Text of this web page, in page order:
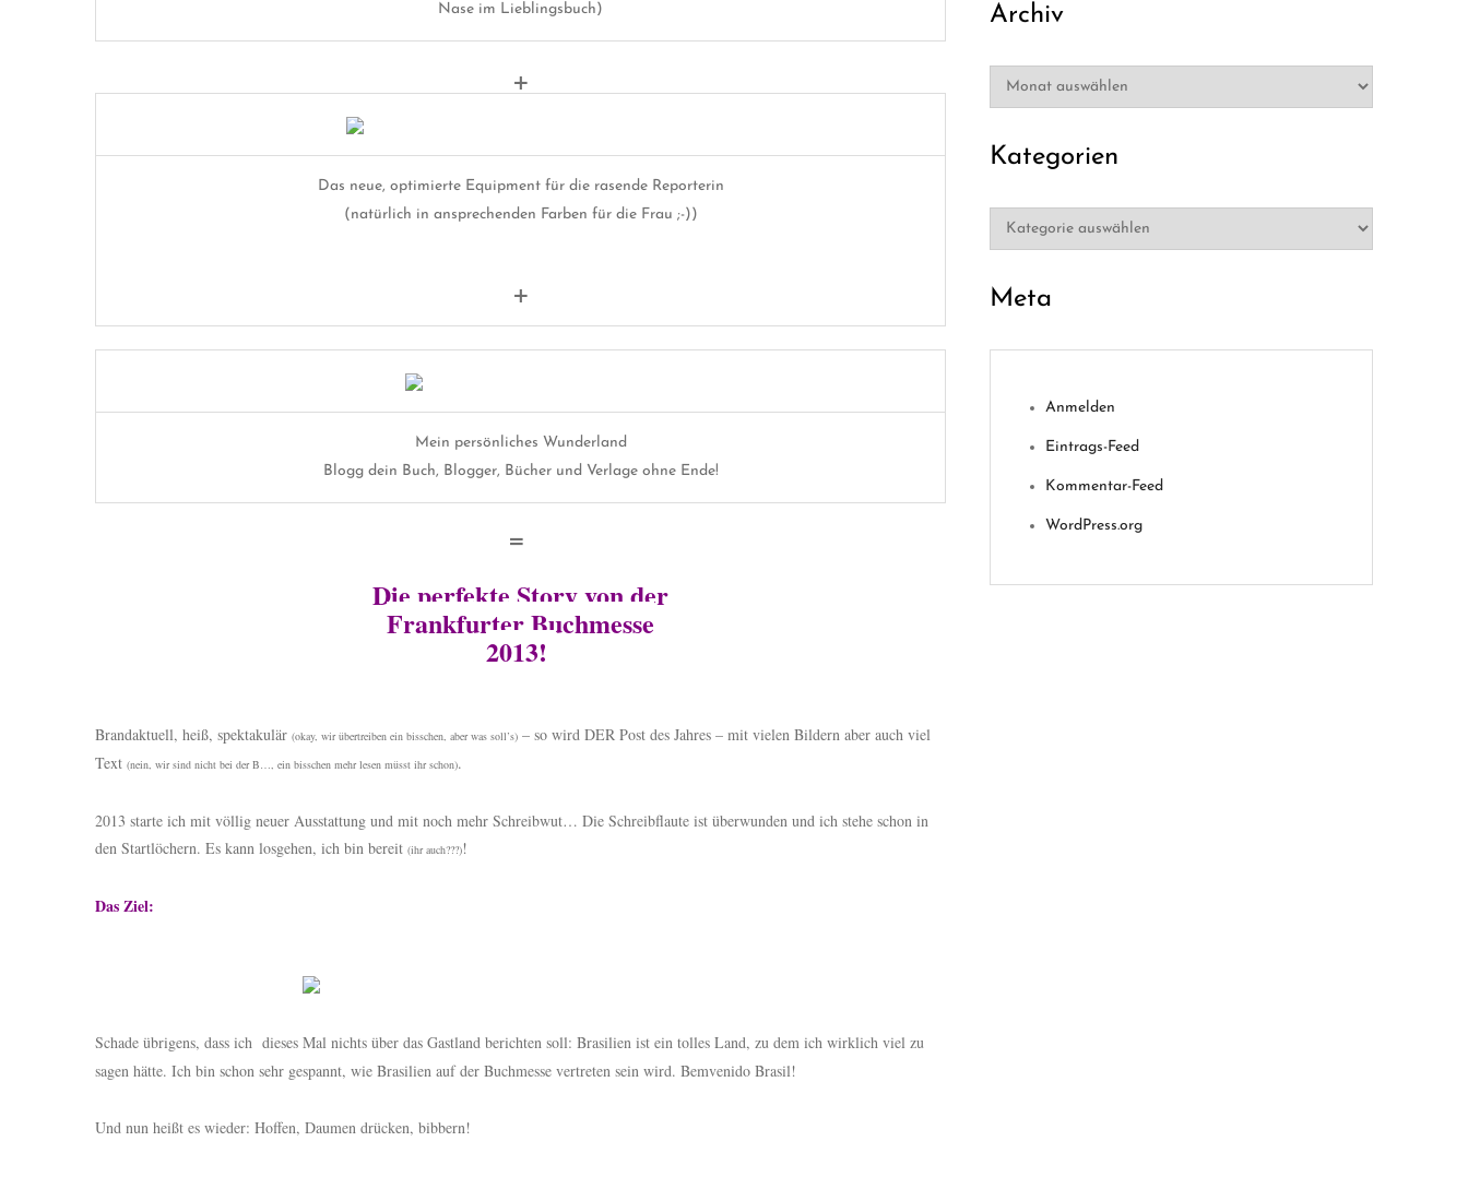
Nase im Lieblingsbuch)
+
Das neue, optimierte Equipment für die rasende Reporterin
(natürlich in ansprechenden Farben für die Frau ;-))
+
Mein persönliches Wunderland
Blogg dein Buch, Blogger, Bücher und Verlage ohne Ende!
=
Die perfekte Story von der
Frankfurter Buchmesse
2013!
Brandaktuell, heiß, spektakulär (okay, wir übertreiben ein bisschen, aber was soll’s) – so wird DER Post des Jahres – mit vielen Bildern aber auch viel
Text (nein, wir sind nicht bei der B…, ein bisschen mehr lesen müsst ihr schon).
2013 starte ich mit völlig neuer Ausstattung und mit noch mehr Schreibwut… Die Schreibflaute ist überwunden und ich stehe schon in
den Startlöchern. Es kann losgehen, ich bin bereit (ihr auch???)!
Das Ziel:
Schade übrigens, dass ich dieses Mal nichts über das Gastland berichten soll: Brasilien ist ein tolles Land, zu dem ich wirklich viel zu
sagen hätte. Ich bin schon sehr gespannt, wie Brasilien auf der Buchmesse vertreten sein wird. Bemvenido Brasil!
Und nun heißt es wieder: Hoffen, Daumen drücken, bibbern!
Archiv
Archiv
Kategorien
Kategorien
Meta
Anmelden
Eintrags-Feed
Kommentar-Feed
WordPress.org